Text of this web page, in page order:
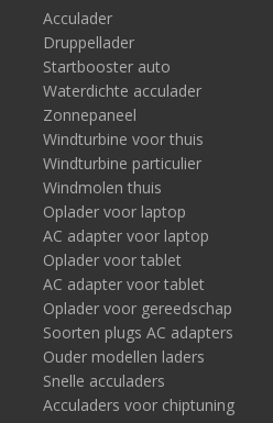
Acculader
Druppellader
Startbooster auto
Waterdichte acculader
Zonnepaneel
Windturbine voor thuis
Windturbine particulier
Windmolen thuis
Oplader voor laptop
AC adapter voor laptop
Oplader voor tablet
AC adapter voor tablet
Oplader voor gereedschap
Soorten plugs AC adapters
Ouder modellen laders
Snelle acculaders
Acculaders voor chiptuning